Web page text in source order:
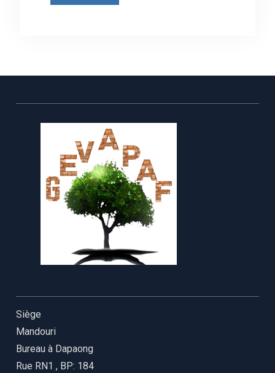
Siège
Mandouri
Bureau à Dapaong
Rue RN1, BP: 184